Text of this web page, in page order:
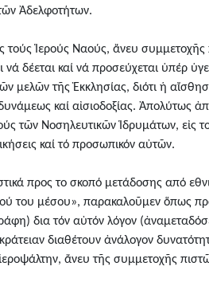
Ἀδελφοτήτων.
τούς Ἱερούς Ναούς, ἄνευ συμμετοχῆς
δέεται καί νά προσεύχεται ὑπέρ
μελῶν τῆς Ἐκκλησίας, διότι ἡ
καί αἰσιοδοξίας. Ἀπολύτως
τῶν Νοσηλευτικῶν Ἱδρυμάτων, εἰς
καί τό προσωπικόν αὐτῶν.
προς το σκοπό μετάδοσης από
του μέσου», παρακαλοῦμεν ὅπως
δια τόν αὐτόν λόγον
διαθέτουν ἀνάλογον
ἄνευ τῆς συμμετοχῆς